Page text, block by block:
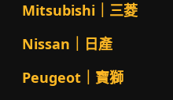
Mitsubishi｜三菱
Nissan｜日產
Peugeot｜寶獅